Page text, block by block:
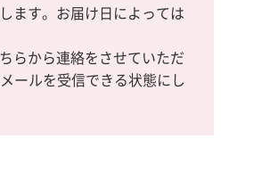
ます。お届け日によっては
らから連絡をさせていただ
ールを受信できる状態にし